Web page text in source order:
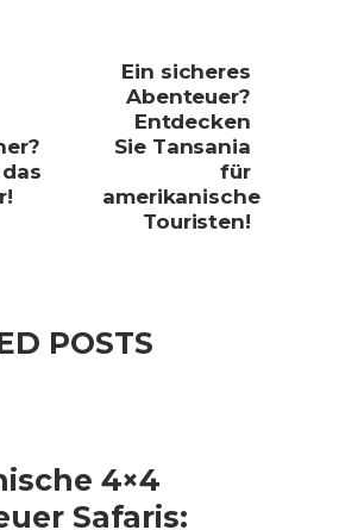
Ein sicheres
Abenteuer?
Entdecken
Sie Tansania
für
amerikanische
Touristen!
POSTS
4×4
Safaris: